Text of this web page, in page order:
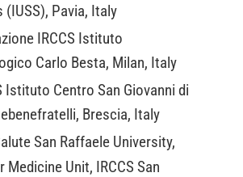
(IUSS), Pavia, Italy
IRCCS Istituto
Carlo Besta, Milan, Italy
Istituto Centro San Giovanni di
Brescia, Italy
San Raffaele University,
Medicine Unit, IRCCS San